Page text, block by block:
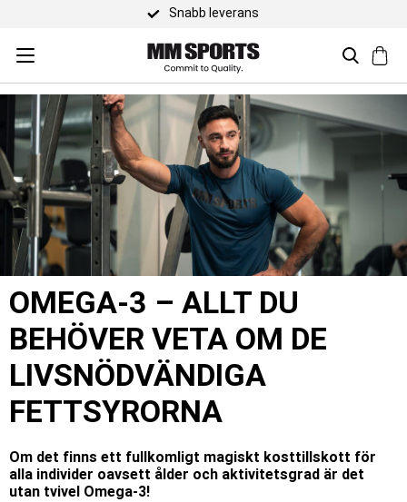
Snabb leverans
OMEGA-3 – ALLT DU
BEHÖVER VETA OM DE
LIVSNÖDVÄNDIGA
FETTSYRORNA
Om det finns ett fullkomligt magiskt kosttillskott för
alla individer oavsett ålder och aktivitetsgrad är det
utan tvivel Omega-3!